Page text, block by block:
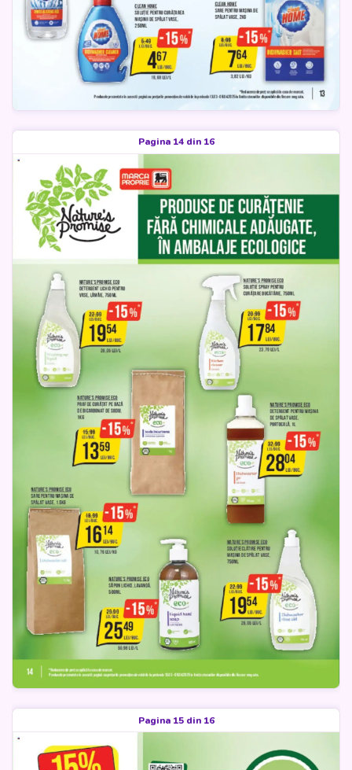
Pagina 14 din 16
Pagina 15 din 16